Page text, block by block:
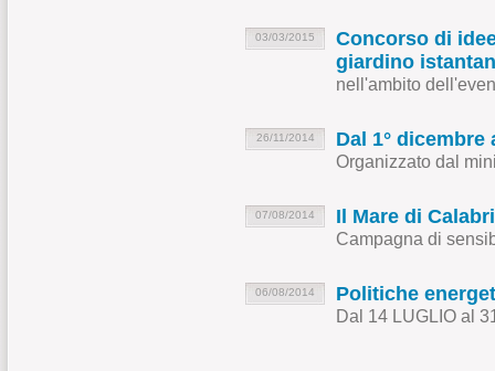
03/03/2015
Concorso di
giardino
nell'ambito
26/11/2014 Dal 1°
Organizzato dal
07/08/2014 Il Mare di
Campagna di
06/08/2014 Politiche
Dal 14 LUGLIO al